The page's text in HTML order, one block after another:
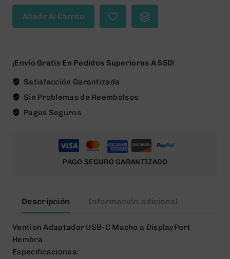
USB-
C
Macho
Hembra
-
cantidad
Añadir Al Carrito
¡Envío Gratis En Pedidos Superiores A $50!
Satisfacción Garantizada
Sin Problemas de Reembolsos
Pagos Seguros
PAGO SEGURO GARANTIZADO
Descripción Información adicional
Vention Adaptador USB-C Macho a DisplayPort
Hembra
Especificaciones: